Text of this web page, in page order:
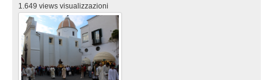
1.649 views visualizzazioni